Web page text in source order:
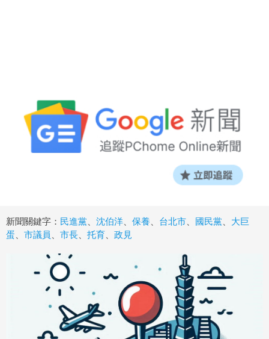
新聞關鍵字： 民進黨 沈伯洋 保養 台北市 國民黨
大巨
蛋
市議員 市長 托育 政見